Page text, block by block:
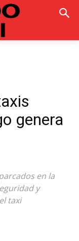
genera
en la
y
taxi